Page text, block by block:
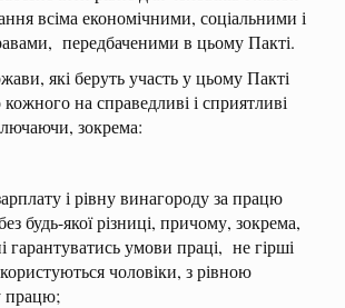
всіма економічними, соціальними і
передбаченими в цьому Пакті.
які беруть участь у цьому Пакті
на справедливі і сприятливі
зокрема:
і рівну винагороду за працю
будь-якої різниці, причому, зокрема,
умови праці, не гірші
чоловіки, з рівною
працю;